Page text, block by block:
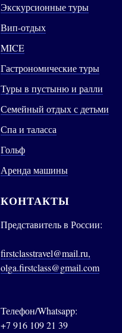
Экскурсионные туры
Вип-отдых
MICE
Гастрономические туры
Туры в пустыню и ралли
Семейный отдых с детьми
Спа и таласса
Гольф
Аренда машины
КОНТАКТЫ
Представитель в России:
firstclasstravel@mail.ru,
olga.firstclass@gmail.com
Телефон/Whatsapp:
+7 916 109 21 39